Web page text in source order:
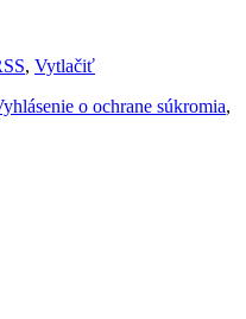
, Vytlačiť
o ochrane súkromia,